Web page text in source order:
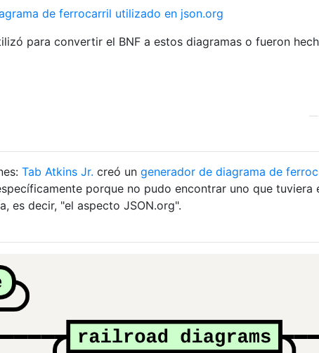
de ferrocarril utilizado en json.org
para convertir el BNF a estos diagramas o fueron
Tab Atkins Jr. creó un generador de diagrama de
porque no pudo encontrar uno que tuviera
es decir, "el aspecto JSON.org".